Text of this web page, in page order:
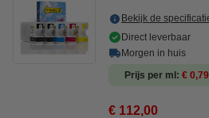
Bekijk de
Direct leverbaar
Morgen in huis
Prijs per ml
€ 0,79
€ 112,00